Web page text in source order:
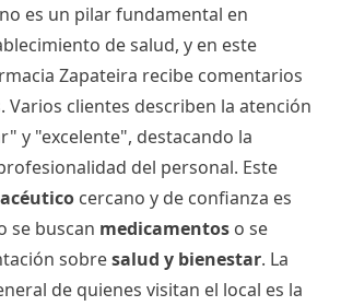
es un pilar fundamental en
de salud, y en este
Zapateira recibe comentarios
Varios clientes describen la atención
y "excelente", destacando la
del personal. Este
cercano y de confianza es
se buscan medicamentos o se
sobresalud y bienestar. La
de quienes visitan el local es la